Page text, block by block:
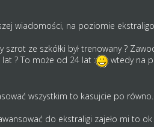
wiadomości, na poziomie
ze szkółki był trenowany ?
? To może od 24 lat :
wtedy na
wszystkim to kasujcie po równo.
do ekstraligi zajeło mi to ok